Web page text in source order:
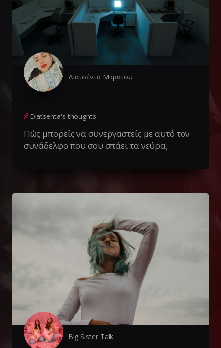
Διατσέντα Μαράτου
Diatsenta's thoughts
Πώς μπορείς να συνεργαστείς με αυτό τον
συνάδελφο που σου σπάει τα νεύρα;
Big Sister Talk